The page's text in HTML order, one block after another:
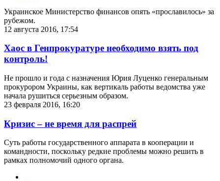
Украинское Министерство финансов опять «прославилось» за
рубежом.
12 августа 2016, 17:54
Хаос в Генпрокуратуре необходимо взять под
контроль!
Не прошло и года с назначения Юрия Луценко генеральным
прокурором Украины, как вертикаль работы ведомства уже
начала рушиться серьезным образом.
23 февраля 2016, 16:20
Кризис – не время для распрей
Суть работы государственного аппарата в кооперации и
командности, поскольку редкие проблемы можно решить в
рамках полномочий одного органа.